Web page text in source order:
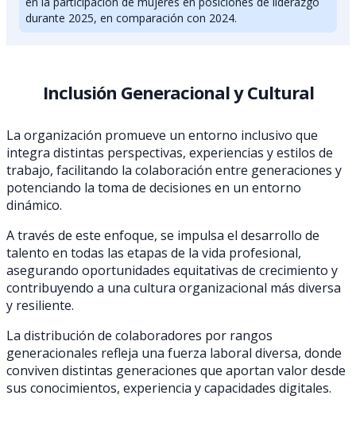
durante 2025, en comparación con 2024.
Inclusión Generacional y Cultural
La organización promueve un entorno inclusivo que
integra distintas perspectivas, experiencias y estilos de
trabajo, facilitando la colaboración entre generaciones y
potenciando la toma de decisiones en un entorno
dinámico.
A través de este enfoque, se impulsa el desarrollo de
talento en todas las etapas de la vida profesional,
asegurando oportunidades equitativas de crecimiento y
contribuyendo a una cultura organizacional más diversa
y resiliente.
La distribución de colaboradores por rangos
generacionales refleja una fuerza laboral diversa, donde
conviven distintas generaciones que aportan valor desde
sus conocimientos, experiencia y capacidades digitales.